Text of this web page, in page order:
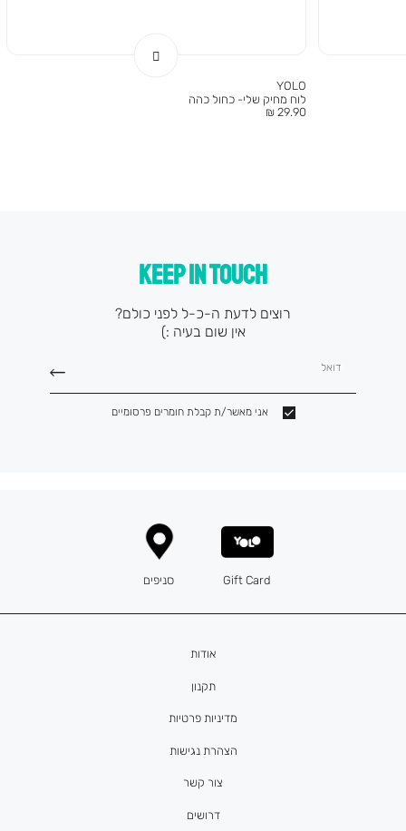
YOLO
לוח מחיק שלי- כחול כהה
מחיר
29.90 ₪
KEEP IN TOUCH
רוצים לדעת ה-כ-ל לפני כולם?
אין שום בעיה :)
דואל
אני מאשר/ת קבלת חומרים פרסומיים
אודות
תקנון
מדיניות פרטיות
הצהרת נגישות
צור קשר
דרושים
Gift Card סניפים